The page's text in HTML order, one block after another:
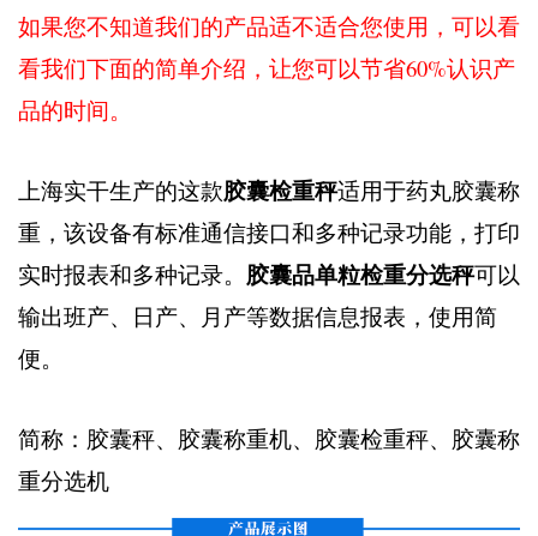
如果您不知道我们的产品适不适合您使用，可以看
看我们下面的简单介绍，让您可以节省60%认识产
品的时间。
上海实干生产的这款胶囊检重秤适用于药丸胶囊称
重，该设备有标准通信接口和多种记录功能，打印
实时报表和多种记录。 胶囊品单粒检重分选秤可以
输出班产、日产、月产等数据信息报表，使用简
便。
简称：胶囊秤、胶囊称重机、胶囊检重秤、胶囊称
重分选机